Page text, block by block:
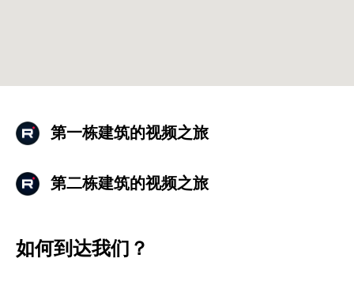
第一栋建筑的视频之旅
第二栋建筑的视频之旅
如何到达我们？